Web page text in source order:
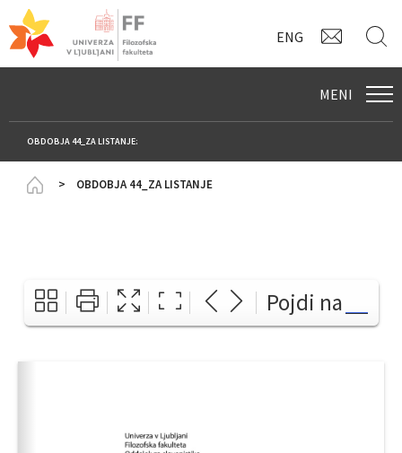
ENG
MENI
OBDOBJA 44_ZA LISTANJE:
HomepageOBDOBJA 44_ZA LISTANJE
Pojdi na